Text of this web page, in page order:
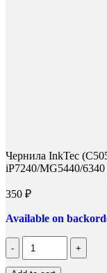
Чернила InkTec
iP7240/MG5440/
350 ₽
Available on
Количество
Чернила
InkTec